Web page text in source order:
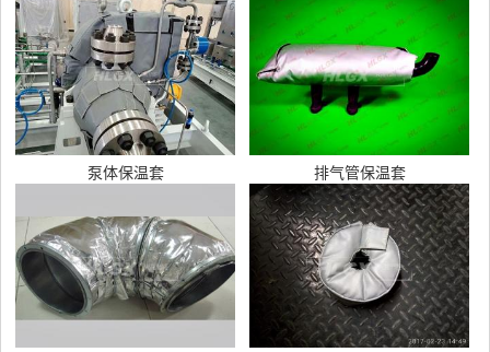
泵体保温套 排气管保温套